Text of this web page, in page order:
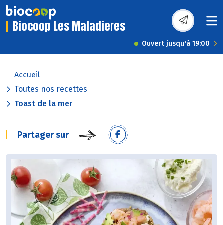
Biocoop Les Maladieres
Ouvert jusqu'à 19:00
Accueil
Toutes nos recettes
Toast de la mer
Partager sur